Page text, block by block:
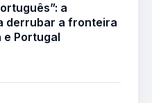
a
derrubar a fronteira
Portugal